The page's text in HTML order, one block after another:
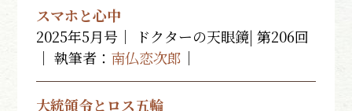
スマホと心中
2025年5月号｜ ドクターの天眼鏡| 第206回
｜ 執筆者： 南仏恋次郎 ｜
大統領令とロス五輪